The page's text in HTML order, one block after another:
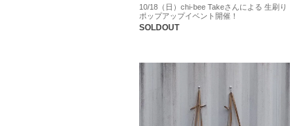
10/18（日）chi-bee Takeさんによる 生刷り
ポップアップイベント開催！
SOLDOUT